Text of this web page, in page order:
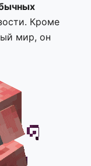
Кроме
мир, он